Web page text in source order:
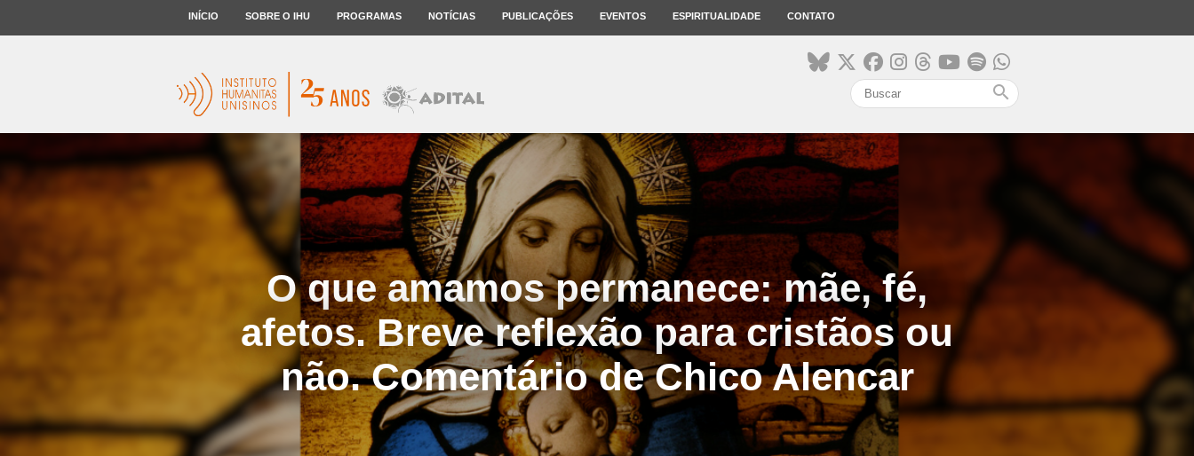
INÍCIO SOBRE O IHU PROGRAMAS NOTÍCIAS PUBLICAÇÕES EVENTOS ESPIRITUALIDADE CONTATO
search
O que amamos permanece: mãe, fé,
afetos. Breve reflexão para cristãos ou
não. Comentário de Chico Alencar